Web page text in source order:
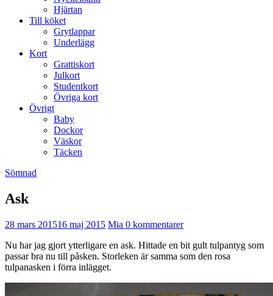
Hjärtan
Till köket
Grytlappar
Underlägg
Kort
Grattiskort
Julkort
Studentkort
Övriga kort
Övrigt
Baby
Dockor
Väskor
Täcken
Sömnad
Ask
28 mars 201516 maj 2015 Mia 0 kommentarer
Nu har jag gjort ytterligare en ask. Hittade en bit gult tulpantyg som
passar bra nu till påsken. Storleken är samma som den rosa
tulpanasken i förra inlägget.